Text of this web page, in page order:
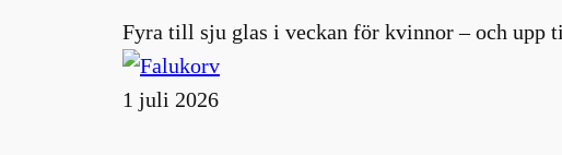
Fyra till sju glas i veckan för kvinnor – och
1 juli 2026